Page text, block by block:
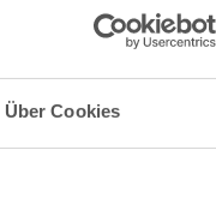
Über Cookies